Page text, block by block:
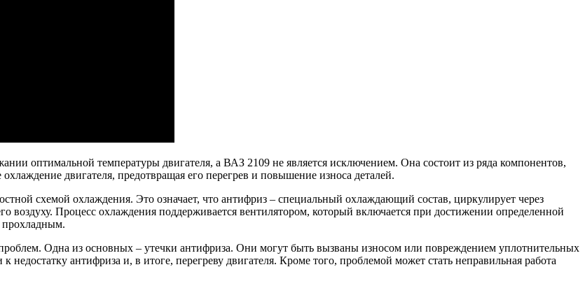
оптимальной температуры двигателя, а ВАЗ 2109 не является исключением. Она состоит из ряда компонентов,
двигателя, предотвращая его перегрев и повышение износа деталей.
схемой охлаждения. Это означает, что антифриз – специальный охлаждающий состав, циркулирует через
воздуху. Процесс охлаждения поддерживается вентилятором, который включается при достижении определенной
прохладным.
Одна из основных – утечки антифриза. Они могут быть вызваны износом или повреждением уплотнительных
антифриза и, в итоге, перегреву двигателя. Кроме того, проблемой может стать неправильная работа